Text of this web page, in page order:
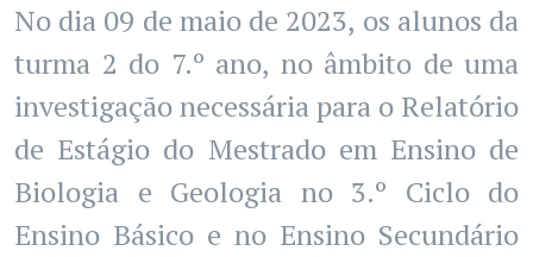
No dia 09 de maio de 2023, os alunos da
turma 2 do 7.º ano, no âmbito de uma
investigação necessária para o Relatório
de Estágio do Mestrado em Ensino de
Biologia e Geologia no 3.º Ciclo do
Ensino Básico e no Ensino Secundário